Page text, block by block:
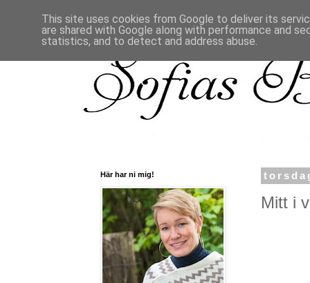
Mitt i
Här har ni mig!
This site uses cookies from Google to deliver its
are shared with Google along with performance and
statistics, and to detect and address abuse.